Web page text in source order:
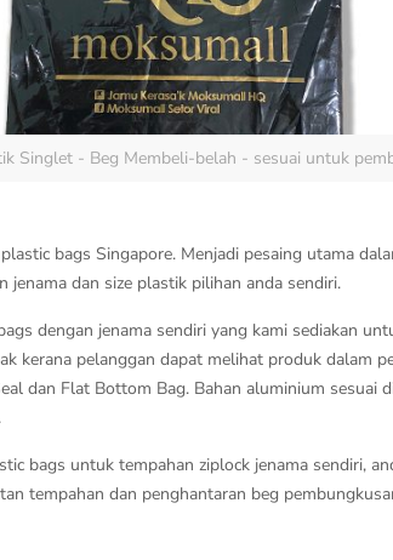
Singlet - Beg Membeli-belah - sesuai untuk
bags Singapore. Menjadi pesaing utama
jenama dan size plastik pilihan anda sendiri.
dengan jenama sendiri yang kami sediakan
kerana pelanggan dapat melihat produk
dan Flat Bottom Bag. Bahan aluminium
bags untuk tempahan ziplock jenama sendiri,
tempahan dan penghantaran beg